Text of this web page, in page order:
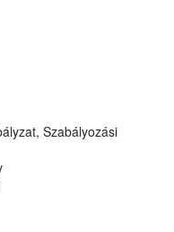
Szabályozási